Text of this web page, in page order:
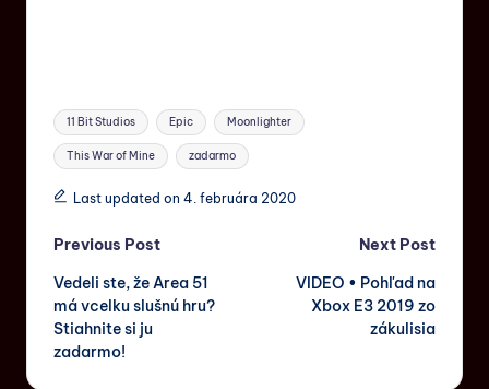
11 Bit Studios Epic Moonlighter
This War of Mine zadarmo
Last updated on 4. februára 2020
Previous Post
Vedeli ste, že Area 51
má vcelku slušnú hru?
Stiahnite si ju
zadarmo!
Next Post
VIDEO • Pohľad na
Xbox E3 2019 zo
zákulisia